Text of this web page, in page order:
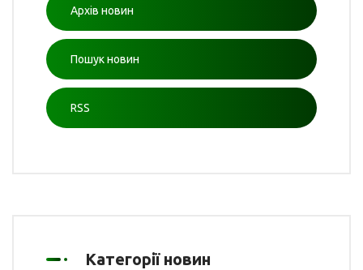
Архів новин
Пошук новин
RSS
Категорії новин